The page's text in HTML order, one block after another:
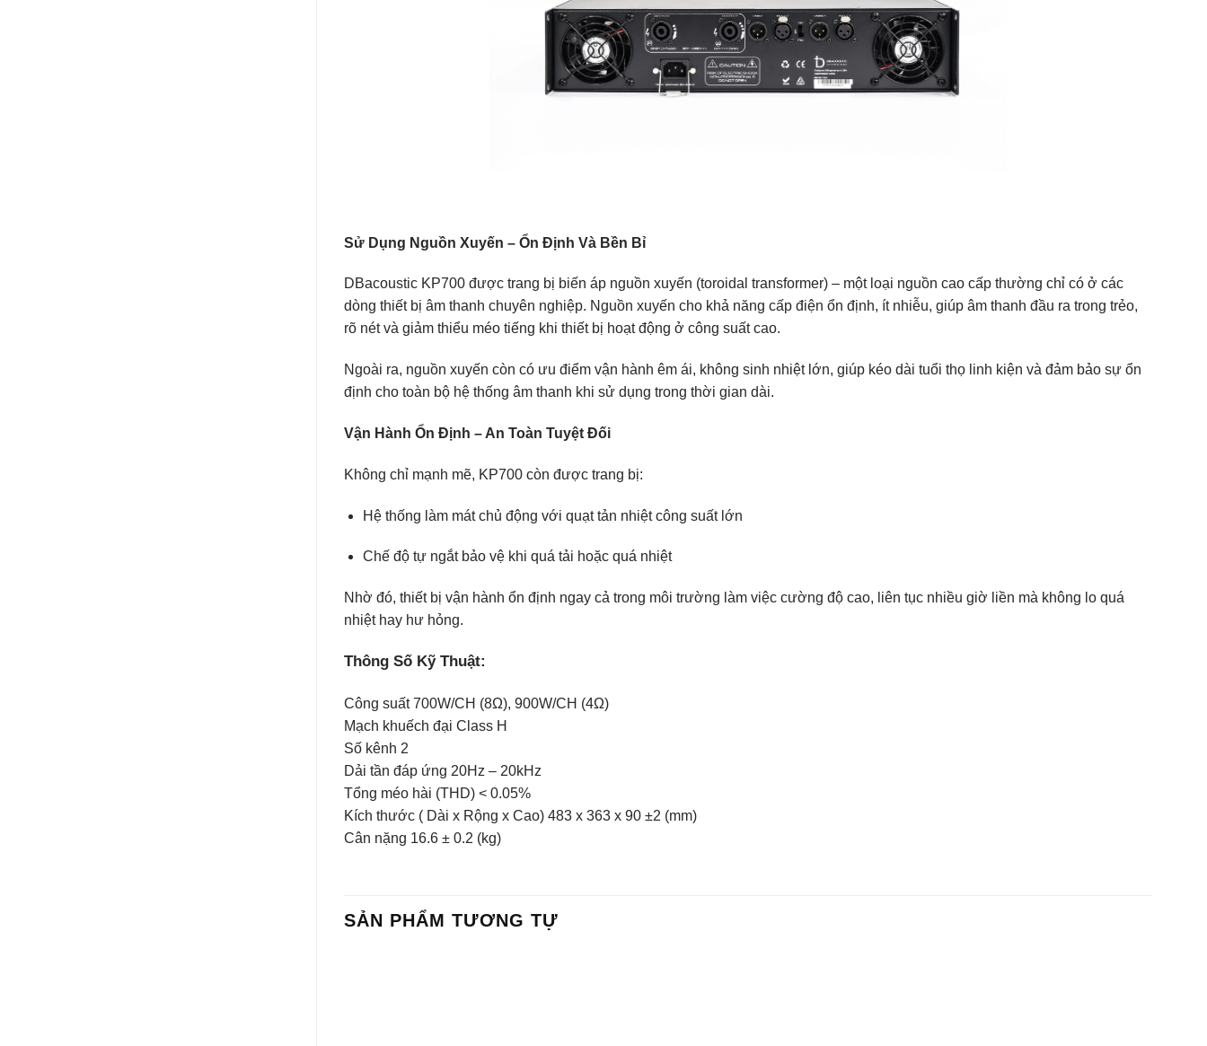
Sử Dụng Nguồn Xuyến – Ổn Định Và Bền Bỉ
DBacoustic KP700 được trang bị biến áp nguồn xuyến (toroidal transformer) – một loại nguồn cao cấp thường chỉ có ở các
dòng thiết bị âm thanh chuyên nghiệp. Nguồn xuyến cho khả năng cấp điện ổn định, ít nhiễu, giúp âm thanh đầu ra trong trẻo,
rõ nét và giảm thiểu méo tiếng khi thiết bị hoạt động ở công suất cao.
Ngoài ra, nguồn xuyến còn có ưu điểm vận hành êm ái, không sinh nhiệt lớn, giúp kéo dài tuổi thọ linh kiện và đảm bảo sự ổn
định cho toàn bộ hệ thống âm thanh khi sử dụng trong thời gian dài.
Vận Hành Ổn Định – An Toàn Tuyệt Đối
Không chỉ mạnh mẽ, KP700 còn được trang bị:
Hệ thống làm mát chủ động với quạt tản nhiệt công suất lớn
Chế độ tự ngắt bảo vệ khi quá tải hoặc quá nhiệt
Nhờ đó, thiết bị vận hành ổn định ngay cả trong môi trường làm việc cường độ cao, liên tục nhiều giờ liền mà không lo quá
nhiệt hay hư hỏng.
Thông Số Kỹ Thuật:
Công suất 700W/CH (8Ω), 900W/CH (4Ω)
Mạch khuếch đại Class H
Số kênh 2
Dải tần đáp ứng 20Hz – 20kHz
Tổng méo hài (THD) < 0.05%
Kích thước ( Dài x Rộng x Cao) 483 x 363 x 90 ±2 (mm)
Cân nặng 16.6 ± 0.2 (kg)
SẢN PHẨM TƯƠNG TỰ